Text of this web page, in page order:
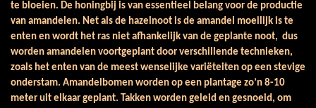
te bloeien. De honingbij is van essentieel belang voor de productie
van amandelen. Net als de hazelnoot is de amandel moeilijk is te
enten en wordt het ras niet afhankelijk van de geplante noot, dus
worden amandelen voortgeplant door verschillende technieken,
zoals het enten van de meest wenselijke variëteiten op een stevige
onderstam. Amandelbomen worden op een plantage zo’n 8-10
meter uit elkaar geplant. Takken worden geleid en gesnoeid, om